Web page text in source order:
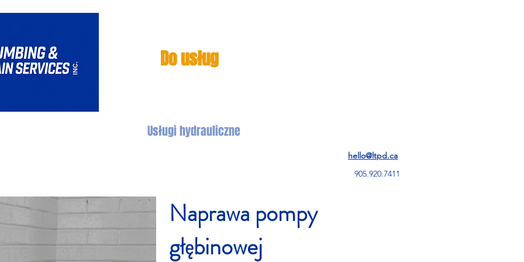
Do usług
Usługi hydrauliczne
hello@ltpd.ca
905.920.7411
Naprawa pompy
głębinowej